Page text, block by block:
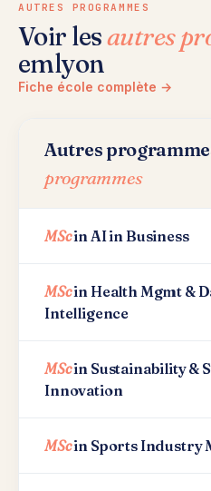
AUTRES PROGRAMMES
Voir lesautres
emlyon
Fiche école complète →
Autres
programmes
MScin AI in Business
MScin Health Mgmt &
Intelligence
MScin Sustainability &
Innovation
MScin Sports Industry